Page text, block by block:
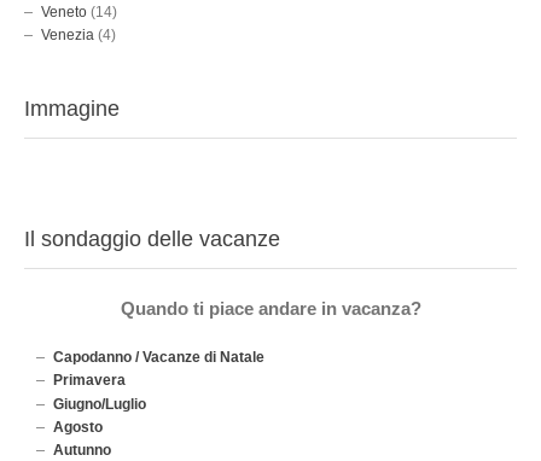
Veneto (14)
Venezia (4)
Immagine
Il sondaggio delle vacanze
Quando ti piace andare in vacanza?
Capodanno / Vacanze di Natale
Primavera
Giugno/Luglio
Agosto
Autunno